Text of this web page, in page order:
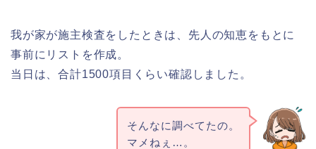
我が家が施主検査をしたときは、先人の知恵をもとに
事前にリストを作成。
当日は、合計1500項目くらい確認しました。
そんなに調べてたの。
マメねぇ…。